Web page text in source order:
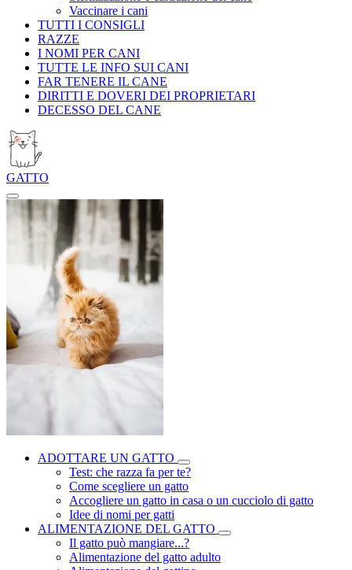
Vaccinare i cani
TUTTI I CONSIGLI
RAZZE
I NOMI PER CANI
TUTTE LE INFO SUI CANI
FAR TENERE IL CANE
DIRITTI E DOVERI DEI PROPRIETARI
DECESSO DEL CANE
GATTO
ADOTTARE UN GATTO
Test: che razza fa per te?
Come scegliere un gatto
Accogliere un gatto in casa o un cucciolo di gatto
Idee di nomi per gatti
ALIMENTAZIONE DEL GATTO
Il gatto può mangiare...?
Alimentazione del gatto adulto